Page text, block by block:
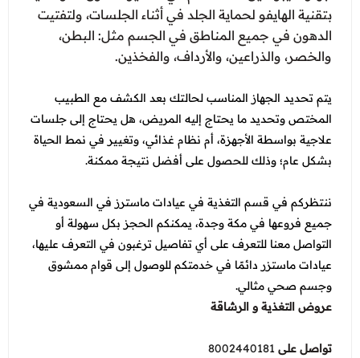
عروض الباطنة
عروض العظام
عروض العلاج الطبيعي
بتقنية الهايفو لحماية الجلد في أثناء الجلسات، ولتفتيت
الدهون في جميع المناطق في الجسم مثل: البطن،
والخصر، والذراعين، والأرداف، والفخذين.
يتم تحديد الجهاز المناسب لحالتك بعد الكشف مع الطبيب
المختص وتحديد ما يحتاج إليه المريض، هل يحتاج إلى جلسات
علاجية بواسطة الأجهزة، أم نظام غذائي، وتغيير في نمط الحياة
بشكل عام؛ وذلك للحصول على أفضل نتيجة ممكنة.
ننتظركم في قسم التغذية في عيادات ماسترز في السعودية في
جميع فروعها في مكة وجدة، يمكنكم الحجز بكل سهولة أو
التواصل معنا للتعرف على أي تفاصيل ترغبون في التعرف عليها،
عيادات ماستزر دائمًا في خدمتكم للوصول إلى قوام ممشوق
وجسم صحي مثالي.
عروض التغذية و الرشاقة
تواصل على8002440181